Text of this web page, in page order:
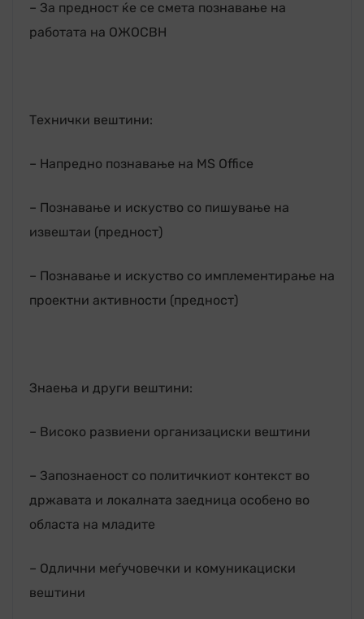
– За предност ќе се смета познавање на
работата на ОЖОСВН
Технички вештини:
– Напредно познавање на MS Office
– Познавање и искуство со пишување на
извештаи (предност)
– Познавање и искуство со имплементирање на
проектни активности (предност)
Знаења и други вештини:
– Високо развиени организациски вештини
– Запознаеност со политичкиот контекст во
државата и локалната заедница особено во
областа на младите
– Одлични меѓучовечки и комуникациски
вештини